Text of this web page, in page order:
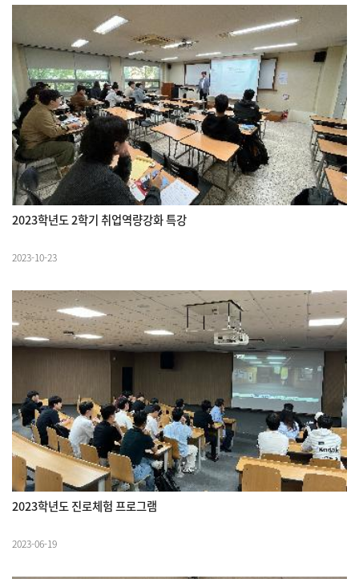
2023학년도 2학기 취업역량강화 특강
2023-10-23
2023학년도 진로체험 프로그램
2023-06-19